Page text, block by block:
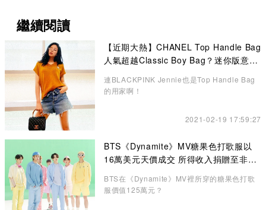
繼續閱讀
【近期大熱】CHANEL Top Handle Bag
人氣超越Classic Boy Bag？迷你版意想
連BLACKPINK Jennie也是Top Handle Bag
的用家啊！
2021-02-19 17:59:27
BTS《Dynamite》MV糖果色打歌服以
16萬美元天價成交 所得收入捐贈至非牟
BTS在《Dynamite》MV裡所穿的糖果色打歌
服價值125萬元？